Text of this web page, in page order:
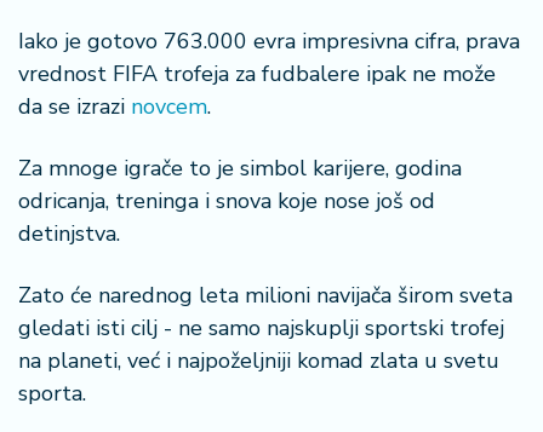
Iako je gotovo 763.000 evra impresivna cifra, prava
vrednost FIFA trofeja za fudbalere ipak ne može
da se izrazi novcem.
Za mnoge igrače to je simbol karijere, godina
odricanja, treninga i snova koje nose još od
detinjstva.
Zato će narednog leta milioni navijača širom sveta
gledati isti cilj - ne samo najskuplji sportski trofej
na planeti, već i najpoželjniji komad zlata u svetu
sporta.